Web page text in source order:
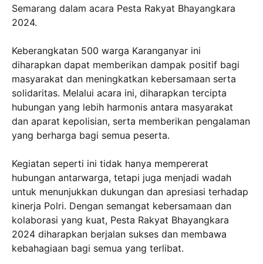
Semarang dalam acara Pesta Rakyat Bhayangkara
2024.
Keberangkatan 500 warga Karanganyar ini
diharapkan dapat memberikan dampak positif bagi
masyarakat dan meningkatkan kebersamaan serta
solidaritas. Melalui acara ini, diharapkan tercipta
hubungan yang lebih harmonis antara masyarakat
dan aparat kepolisian, serta memberikan pengalaman
yang berharga bagi semua peserta.
Kegiatan seperti ini tidak hanya mempererat
hubungan antarwarga, tetapi juga menjadi wadah
untuk menunjukkan dukungan dan apresiasi terhadap
kinerja Polri. Dengan semangat kebersamaan dan
kolaborasi yang kuat, Pesta Rakyat Bhayangkara
2024 diharapkan berjalan sukses dan membawa
kebahagiaan bagi semua yang terlibat.